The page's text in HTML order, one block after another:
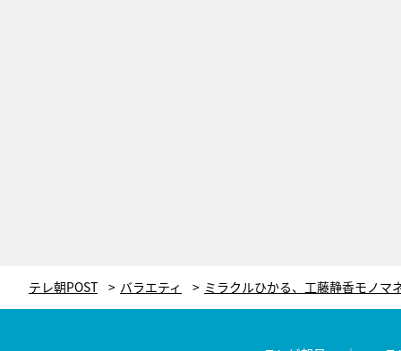
テレ朝POST バラエティ